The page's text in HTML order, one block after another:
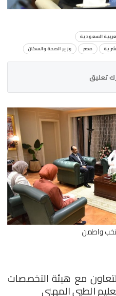
السعودية
مصر وزير الصحة والسكان
تعليق
واطمن
مع هيئة التخصصات
الطبي المهني